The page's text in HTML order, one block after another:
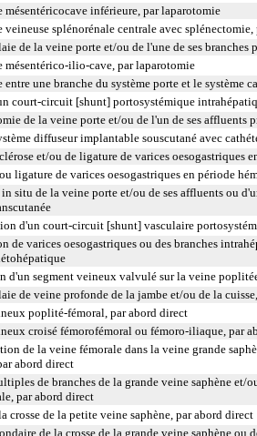
mésentéricocave inférieure, par laparotomie
veineuse splénorénale centrale avec
de la veine porte et/ou de l'une de ses
mésentérico-ilio-cave, par laparotomie
entre une branche du système porte et le système
court-circuit [shunt] portosystémique
de la veine porte et/ou de l'un de ses affluents
diffuseur implantable souscutané avec
et/ou de ligature de varices oesogastriques
ligature de varices oesogastriques en période
situ de la veine porte et/ou de ses affluents ou
d'un court-circuit [shunt] vasculaire
de varices oesogastriques ou des branches
d'un segment veineux valvulé sur la veine
de veine profonde de la jambe et/ou de la
poplité-fémoral, par abord direct
croisé fémorofémoral ou fémoro-iliaque, par
de la veine fémorale dans la veine grande
abord direct
de branches de la grande veine saphène et/
par abord direct
crosse de la petite veine saphène, par abord direct
de la crosse de la grande veine saphène